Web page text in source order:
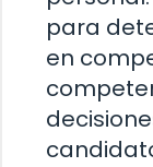
para
en